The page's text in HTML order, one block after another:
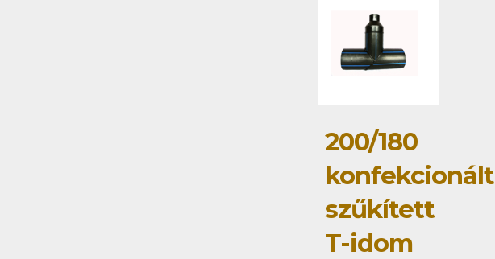
200/180
konfekcionált
szűkített
T-idom